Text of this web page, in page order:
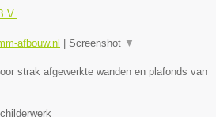
afbouw.nl Screenshot ▼
strak afgewerkte wanden en plafonds van